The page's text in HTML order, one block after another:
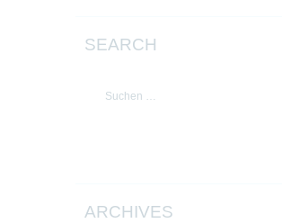
SEARCH
nach:
ARCHIVES